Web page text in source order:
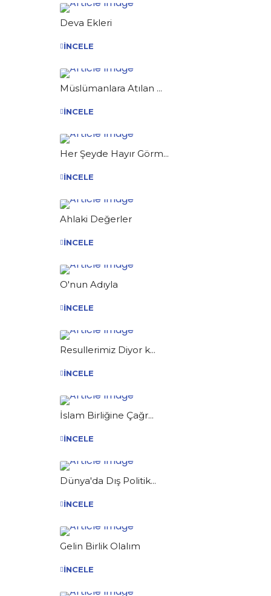
Deva Ekleri
İNCELE
Müslümanlara Atılan ...
İNCELE
Her Şeyde Hayır Görm...
İNCELE
Ahlaki Değerler
İNCELE
O'nun Adıyla
İNCELE
Resullerimiz Diyor k...
İNCELE
İslam Birliğine Çağr...
İNCELE
Dünya'da Dış Politik...
İNCELE
Gelin Birlik Olalım
İNCELE